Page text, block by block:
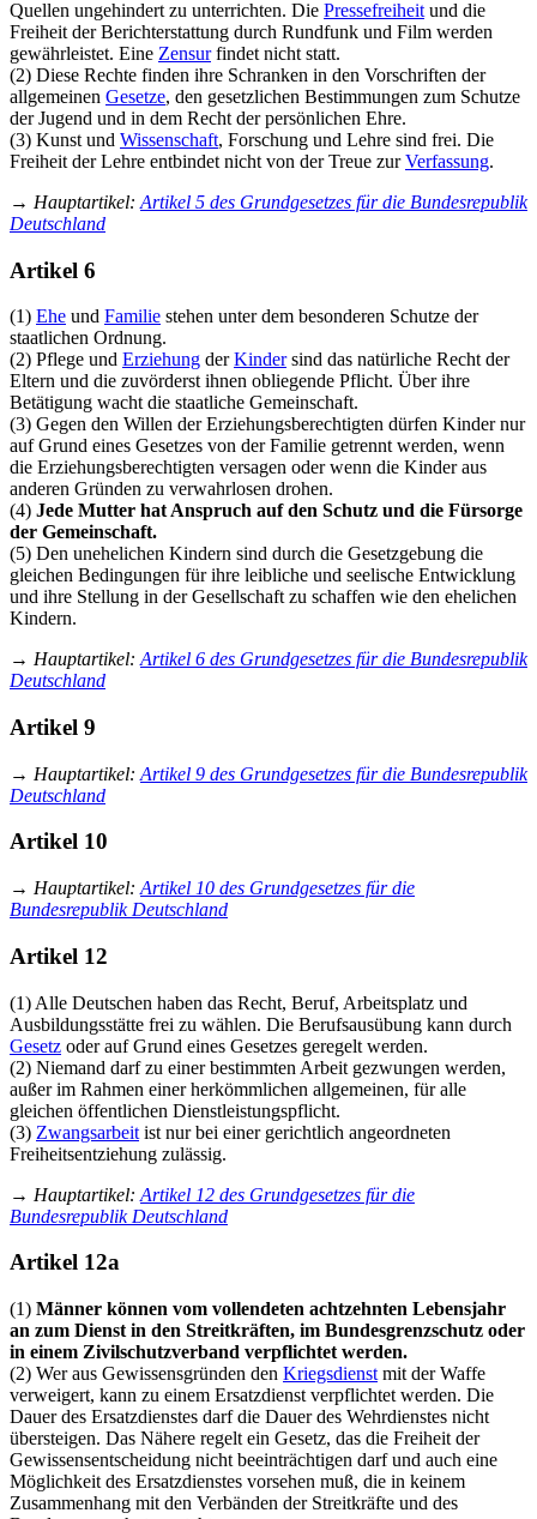
Quellen ungehindert zu unter­richten. Die Pressefreiheit und die
Freiheit der Bericht­erstattung durch Rundfunk und Film werden
gewährleistet. Eine Zensurfindet nicht statt.
(2) Diese Rechte finden ihre Schranken in den Vorschriften der
allgemeinen Gesetze, den gesetzlichen Bestimmungen zum Schutze
der Jugend und in dem Recht der persönlichen Ehre.
(3) Kunst und Wissenschaft, Forschung und Lehre sind frei. Die
Freiheit der Lehre entbindet nicht von der Treue zurVerfassung.
→ Hauptartikel: Artikel 5 des Grundgesetzes für die Bundesrepublik
Deutschland
Artikel 6
(1) Ehe und Familie stehen unter dem besonderen Schutze der
staatlichen Ordnung.
(2) Pflege und Erziehung derKindersind das natürliche Recht der
Eltern und die zuvörderst ihnen obliegende Pflicht. Über ihre
Betätigung wacht die staatliche Gemeinschaft.
(3) Gegen den Willen der Erziehungsberechtigten dürfen Kinder nur
auf Grund eines Gesetzes von der Familie getrennt werden, wenn
die Erziehungsberechtigten versagen oder wenn die Kinder aus
anderen Gründen zu verwahrlosen drohen.
(4) Jede Mutter hat Anspruch auf den Schutz und die Fürsorge
der Gemeinschaft.
(5) Den unehelichen Kindern sind durch die Gesetzgebung die
gleichen Bedingungen für ihre leibliche und seelische Entwicklung
und ihre Stellung in der Gesellschaft zu schaffen wie den ehelichen
Kindern.
→ Hauptartikel: Artikel 6 des Grundgesetzes für die Bundesrepublik
Deutschland
Artikel 9
→ Hauptartikel: Artikel 9 des Grundgesetzes für die Bundesrepublik
Deutschland
Artikel 10
→ Hauptartikel: Artikel 10 des Grundgesetzes für die
Bundesrepublik Deutschland
Artikel 12
(1) Alle Deutschen haben das Recht, Beruf, Arbeitsplatz und
Ausbildungsstätte frei zu wählen. Die Berufsausübung kann durch
Gesetz oder auf Grund eines Gesetzes geregelt werden.
(2) Niemand darf zu einer bestimmten Arbeit gezwungen werden,
außer im Rahmen einer herkömmlichen allgemeinen, für alle
gleichen öffentlichen Dienstleistungspflicht.
(3) Zwangsarbeit ist nur bei einer gerichtlich angeordneten
Freiheitsentziehung zulässig.
→ Hauptartikel: Artikel 12 des Grundgesetzes für die
Bundesrepublik Deutschland
Artikel 12a
(1) Männer können vom vollendeten achtzehnten Lebensjahr
an zum Dienst in den Streitkräften, im Bundesgrenzschutz oder
in einem Zivilschutzverband verpflichtet werden.
(2) Wer aus Gewissensgründen den Kriegsdienst mit der Waffe
verweigert, kann zu einem Ersatzdienst verpflichtet werden. Die
Dauer des Ersatzdienstes darf die Dauer des Wehrdienstes nicht
übersteigen. Das Nähere regelt ein Gesetz, das die Freiheit der
Gewissensentscheidung nicht beeinträchtigen darf und auch eine
Möglichkeit des Ersatzdienstes vorsehen muß, die in keinem
Zusammenhang mit den Verbänden der Streitkräfte und des